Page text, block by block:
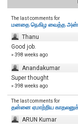
The last comments for
மனதை நெகிழ வைத்த
Thanu
Good job.
» 398 weeks ago
Anandakumar
Super thought
» 398 weeks ago
The last comments for
தன்னை ஏமாற்றிய
ARUN Kumar